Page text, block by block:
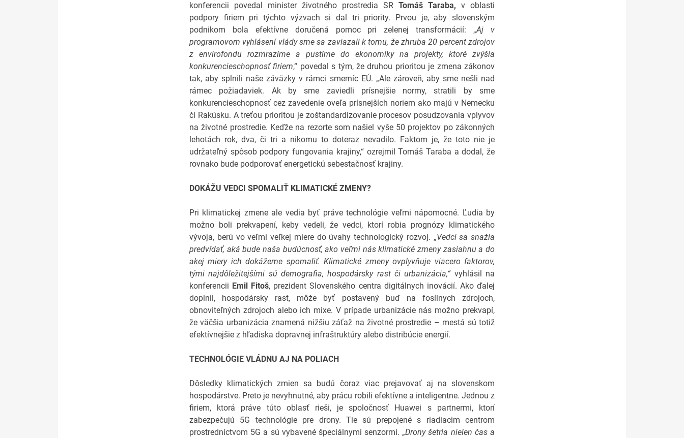
konferencii povedal minister životného prostredia SR Tomáš Taraba, v oblasti
podpory firiem pri týchto výzvach si dal tri priority. Prvou je, aby slovenským
podnikom bola efektívne doručená pomoc pri zelenej transformácií: „Aj v
programovom vyhlásení vlády sme sa zaviazali k tomu, že zhruba 20 percent zdrojov
z envirofondu rozmrazíme a pustíme do ekonomiky na projekty, ktoré zvýšia
konkurencieschopnosť firiem,“ povedal s tým, že druhou prioritou je zmena zákonov
tak, aby splnili naše záväzky v rámci smerníc EÚ. „Ale zároveň, aby sme nešli nad
rámec požiadaviek. Ak by sme zaviedli prísnejšie normy, stratili by sme
konkurencieschopnosť cez zavedenie oveľa prísnejších noriem ako majú v Nemecku
či Rakúsku. A treťou prioritou je zoštandardizovanie procesov posudzovania vplyvov
na životné prostredie. Keďže na rezorte som našiel vyše 50 projektov po zákonných
lehotách rok, dva, či tri a nikomu to doteraz nevadilo. Faktom je, že toto nie je
udržateľný spôsob podpory fungovania krajiny,“ ozrejmil Tomáš Taraba a dodal, že
rovnako bude podporovať energetickú sebestačnosť krajiny.
DOKÁŽU VEDCI SPOMALIŤ KLIMATICKÉ ZMENY?
Pri klimatickej zmene ale vedia byť práve technológie veľmi nápomocné. Ľudia by
možno boli prekvapení, keby vedeli, že vedci, ktorí robia prognózy klimatického
vývoja, berú vo veľmi veľkej miere do úvahy technologický rozvoj. „Vedci sa snažia
predvídať, aká bude naša budúcnosť, ako veľmi nás klimatické zmeny zasiahnu a do
akej miery ich dokážeme spomaliť. Klimatické zmeny ovplyvňuje viacero faktorov,
tými najdôležitejšími sú demografia, hospodársky rast či urbanizácia,“vyhlásil na
konferencii Emil Fitoš, prezident Slovenského centra digitálnych inovácií. Ako ďalej
doplnil, hospodársky rast, môže byť postavený buď na fosílnych zdrojoch,
obnoviteľných zdrojoch alebo ich mixe. V prípade urbanizácie nás možno prekvapí,
že väčšia urbanizácia znamená nižšiu záťaž na životné prostredie – mestá sú totiž
efektívnejšie z hľadiska dopravnej infraštruktúry alebo distribúcie energií.
TECHNOLÓGIE VLÁDNU AJ NA POLIACH
Dôsledky klimatických zmien sa budú čoraz viac prejavovať aj na slovenskom
hospodárstve. Preto je nevyhnutné, aby prácu robili efektívne a inteligentne. Jednou z
firiem, ktorá práve túto oblasť rieši, je spoločnosť Huawei s partnermi, ktorí
zabezpečujú 5G technológie pre drony. Tie sú prepojené s riadiacim centrom
prostredníctvom 5G a sú vybavené špeciálnymi senzormi. „Drony šetria nielen čas a